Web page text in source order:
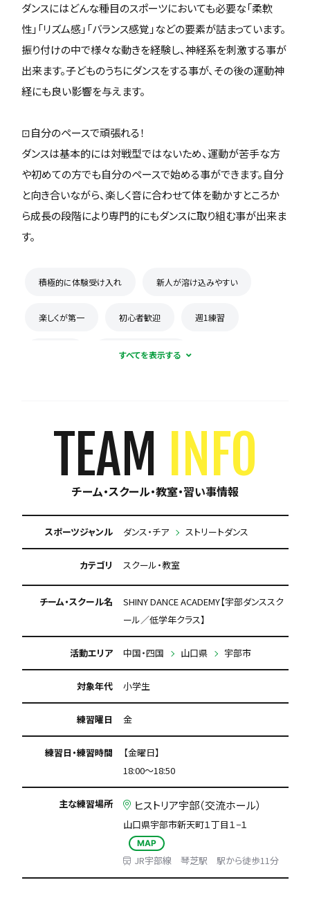
ダンスにはどんな種目のスポーツにおいても必要な「柔軟
性」「リズム感」「バランス感覚」などの要素が詰まっています。
振り付けの中で様々な動きを経験し、神経系を刺激する事が
出来ます。子どものうちにダンスをする事が、その後の運動神
経にも良い影響を与えます。
⊡自分のペースで頑張れる！
ダンスは基本的には対戦型ではないため、運動が苦手な方
や初めての方でも自分のペースで始める事ができます。自分
と向き合いながら、楽しく音に合わせて体を動かすところか
ら成長の段階により専門的にもダンスに取り組む事が出来ま
す。
積極的に体験受け入れ 新人が溶け込みやすい
楽しくが第一 初心者歓迎 週1練習
月謝が5000円以下
TEAM INFO
チーム・スクール・教室・習い事情報
スポーツジャンル ダンス・チア ストリートダンス
カテゴリ スクール・教室
チーム・スクール名
SHINY DANCE ACADEMY【宇部ダンススク
ール／低学年クラス】
活動エリア 中国・四国 山口県 宇部市
対象年代 小学生
練習曜日 金
練習日・練習時間
【金曜日】
18:00～18:50
主な練習場所 ヒストリア宇部（交流ホール）
山口県宇部市新天町１丁目１−１
MAP
JR宇部線 琴芝駅 駅から徒歩11分